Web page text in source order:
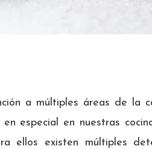
a múltiples áreas de la
especial en nuestras
ellos existen múltiples